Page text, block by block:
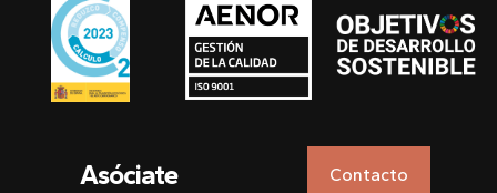
Asóciate Contacto